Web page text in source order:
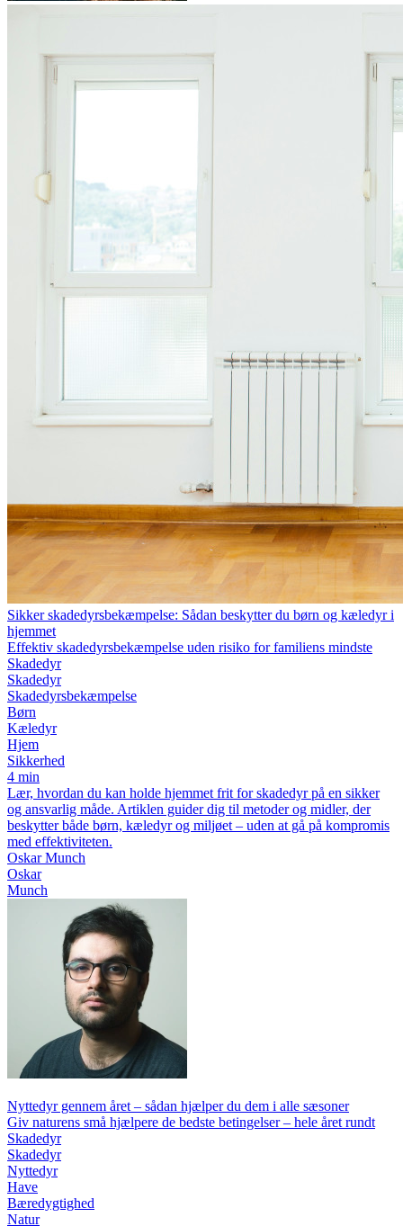
Sikker skadedyrsbekæmpelse: Sådan beskytter du børn og kæledyr i
hjemmet
Effektiv skadedyrsbekæmpelse uden risiko for familiens mindste
Skadedyr
Skadedyr
Skadedyrsbekæmpelse
Børn
Kæledyr
Hjem
Sikkerhed
4 min
Lær, hvordan du kan holde hjemmet frit for skadedyr på en sikker
og ansvarlig måde. Artiklen guider dig til metoder og midler, der
beskytter både børn, kæledyr og miljøet – uden at gå på kompromis
med effektiviteten.
Oskar Munch
Oskar
Munch
Nyttedyr gennem året – sådan hjælper du dem i alle sæsoner
Giv naturens små hjælpere de bedste betingelser – hele året rundt
Skadedyr
Skadedyr
Nyttedyr
Have
Bæredygtighed
Natur